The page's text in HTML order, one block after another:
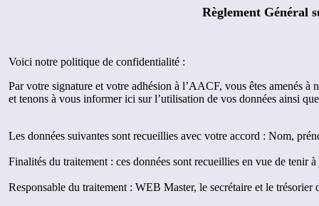
Règlement Général
Voici notre politique de confidentialité :
Par votre signature et votre adhésion à l’AACF, vous êtes amenés
et tenons à vous informer ici sur l’utilisation de vos données ainsi
Les données suivantes sont recueillies avec votre accord : Nom,
Finalités du traitement : ces données sont recueillies en vue de tenir
Responsable du traitement : WEB Master, le secrétaire et le trésorier